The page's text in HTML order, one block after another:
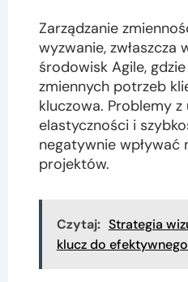
Zarządzanie
wyzwanie, zwłaszcza
środowisk Agile,
zmiennych potrzeb
kluczowa. Problemy
elastyczności i
negatywnie wpływać
projektów.
Czytaj: Strategia
klucz do